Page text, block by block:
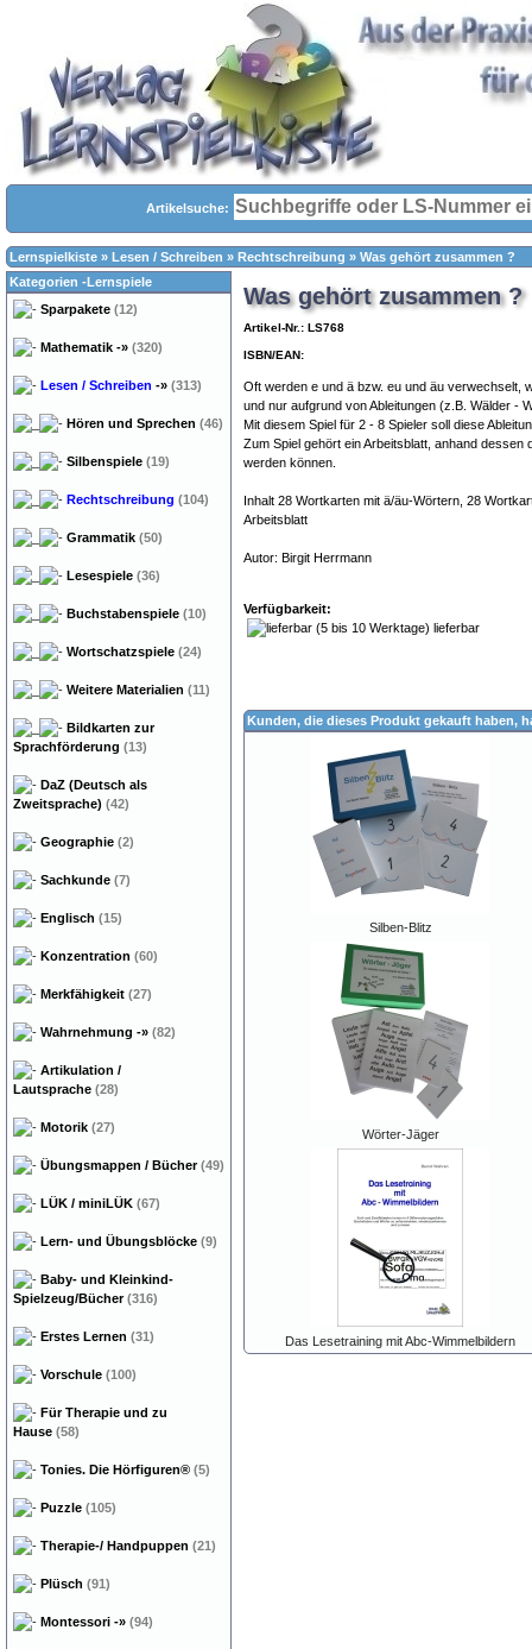
Artikelsuche:
Lernspielkiste » Lesen / Schreiben » Rechtschreibung » Was gehört zusammen ?
Was gehört zusammen ?
Artikel-Nr.: LS768
ISBN/EAN:
Oft werden e und ä bzw. eu und äu verwechselt,
und nur aufgrund von Ableitungen (z.B. Wälder -
Mit diesem Spiel für 2 - 8 Spieler soll diese
Zum Spiel gehört ein Arbeitsblatt, anhand
werden können.
Inhalt 28 Wortkarten mit ä/äu-Wörtern, 28
Arbeitsblatt
Autor: Birgit Herrmann
Verfügbarkeit:
lieferbar
Kunden, die dieses Produkt gekauft haben,
Silben-Blitz
Wörter-Jäger
Das Lesetraining mit Abc-Wimmelbildern
Kategorien -Lernspiele
Sparpakete (12)
Mathematik -» (320)
Lesen / Schreiben -» (313)
Hören und Sprechen (46)
Silbenspiele (19)
Rechtschreibung (104)
Grammatik (50)
Lesespiele (36)
Buchstabenspiele (10)
Wortschatzspiele (24)
Weitere Materialien (11)
Bildkarten zur
Sprachförderung (13)
DaZ (Deutsch als
Zweitsprache) (42)
Geographie (2)
Sachkunde (7)
Englisch (15)
Konzentration (60)
Merkfähigkeit (27)
Wahrnehmung -» (82)
Artikulation /
Lautsprache (28)
Motorik (27)
Übungsmappen / Bücher(49)
LÜK / miniLÜK (67)
Lern- und Übungsblöcke (9)
Baby- und Kleinkind-
Spielzeug/Bücher(316)
Erstes Lernen (31)
Vorschule (100)
Für Therapie und zu
Hause (58)
Tonies. Die Hörfiguren® (5)
Puzzle (105)
Therapie-/ Handpuppen (21)
Plüsch (91)
Montessori -» (94)